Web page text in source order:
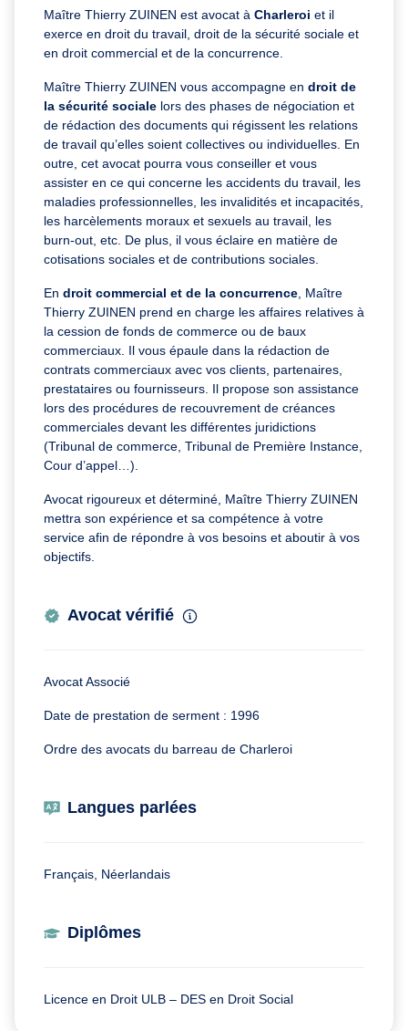
Maître Thierry ZUINEN est avocat à Charleroi et il
exerce en droit du travail, droit de la sécurité sociale et
en droit commercial et de la concurrence.
Maître Thierry ZUINEN vous accompagne en droit de
la sécurité sociale lors des phases de négociation et
de rédaction des documents qui régissent les relations
de travail qu’elles soient collectives ou individuelles. En
outre, cet avocat pourra vous conseiller et vous
assister en ce qui concerne les accidents du travail, les
maladies professionnelles, les invalidités et incapacités,
les harcèlements moraux et sexuels au travail, les
burn-out, etc. De plus, il vous éclaire en matière de
cotisations sociales et de contributions sociales.
En droit commercial et de la concurrence, Maître
Thierry ZUINEN prend en charge les affaires relatives à
la cession de fonds de commerce ou de baux
commerciaux. Il vous épaule dans la rédaction de
contrats commerciaux avec vos clients, partenaires,
prestataires ou fournisseurs. Il propose son assistance
lors des procédures de recouvrement de créances
commerciales devant les différentes juridictions
(Tribunal de commerce, Tribunal de Première Instance,
Cour d’appel…).
Avocat rigoureux et déterminé, Maître Thierry ZUINEN
mettra son expérience et sa compétence à votre
service afin de répondre à vos besoins et aboutir à vos
objectifs.
Avocat vérifié
Avocat Associé
Date de prestation de serment : 1996
Ordre des avocats du barreau de Charleroi
Langues parlées
Français, Néerlandais
Diplômes
Licence en Droit ULB – DES en Droit Social